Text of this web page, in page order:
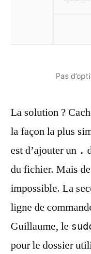
Pas
La solution ?
la façon la plus
est d’ajouter un .
du fichier. Mais
impossible. La
ligne de
Guillaume, le
pour le dossier